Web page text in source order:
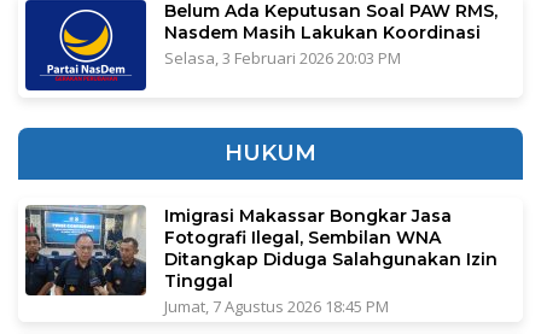
Belum Ada Keputusan Soal PAW RMS,
Nasdem Masih Lakukan Koordinasi
Selasa, 3 Februari 2026 20:03 PM
HUKUM
Imigrasi Makassar Bongkar Jasa
Fotografi Ilegal, Sembilan WNA
Ditangkap Diduga Salahgunakan Izin
Tinggal
Jumat, 7 Agustus 2026 18:45 PM